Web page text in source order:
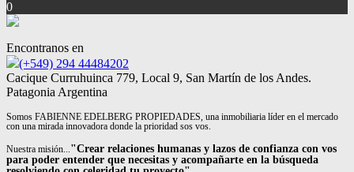
0
Encontranos en
(+549) 294 44484202
Cacique Curruhuinca 779, Local 9, San Martín de los Andes.
Patagonia Argentina
Somos FABIENNE EDELBERG PROPIEDADES, una inmobiliaria líder en el mercado
con una mirada innovadora donde la prioridad sos vos.
Nuestra misión..."Crear relaciones humanas y lazos de confianza con vos
para poder entender que necesitas y acompañarte en la búsqueda